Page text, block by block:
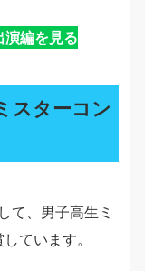
編を見る
スターコン
て、男子高生ミ
ています。